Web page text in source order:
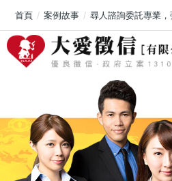
首頁 案例故事 尋人諮詢委託專業